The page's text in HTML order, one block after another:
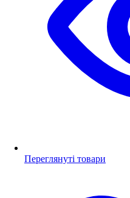
Переглянуті товари